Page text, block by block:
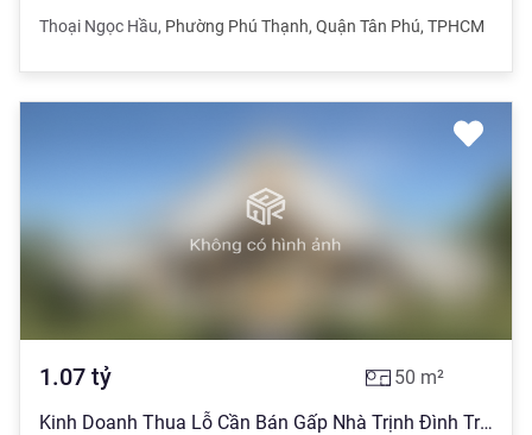
Thoại Ngọc Hầu, Phường Phú Thạnh, Quận Tân Phú, TPHCM
1.07 tỷ 50 m²
Kinh Doanh Thua Lỗ Cần Bán Gấp Nhà Trịnh Đình Trọng 50m2 Sổ Hồng Riêng